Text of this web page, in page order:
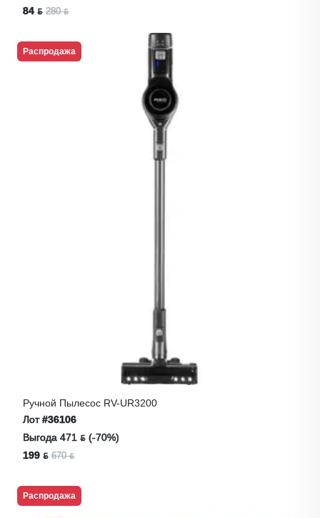
84 ƃ 280 ƃ
Распродажа
Ручной Пылесос RV-UR3200
Лот#36106
Выгода 471 ƃ (-70%)
199 ƃ 670 ƃ
Распродажа